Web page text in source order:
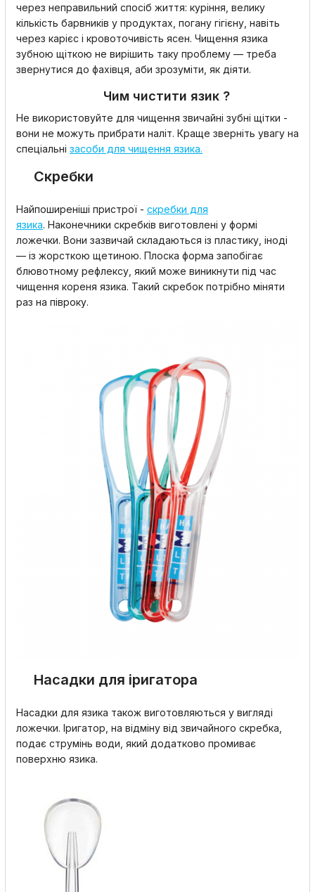
через неправильний спосіб життя: куріння, велику
кількість барвників у продуктах, погану гігієну, навіть
через карієс і кровоточивість ясен. Чищення язика
зубною щіткою не вирішить таку проблему — треба
звернутися до фахівця, аби зрозуміти, як діяти.
Чим чистити язик ?
Не використовуйте для чищення звичайні зубні щітки -
вони не можуть прибрати наліт. Краще зверніть увагу на
спеціальні засоби для чищення язика.
Скребки
Найпоширеніші пристрої - скребки для
язика. Наконечники скребків виготовлені у формі
ложечки. Вони зазвичай складаються із пластику, іноді
— із жорсткою щетиною. Плоска форма запобігає
блювотному рефлексу, який може виникнути під час
чищення кореня язика. Такий скребок потрібно міняти
раз на півроку.
Насадки для іригатора
Насадки для язика також виготовляються у вигляді
ложечки. Іригатор, на відміну від звичайного скребка,
подає струмінь води, який додатково промиває
поверхню язика.